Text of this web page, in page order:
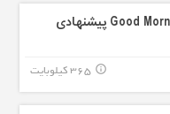
365 کیلوبایت info_outline